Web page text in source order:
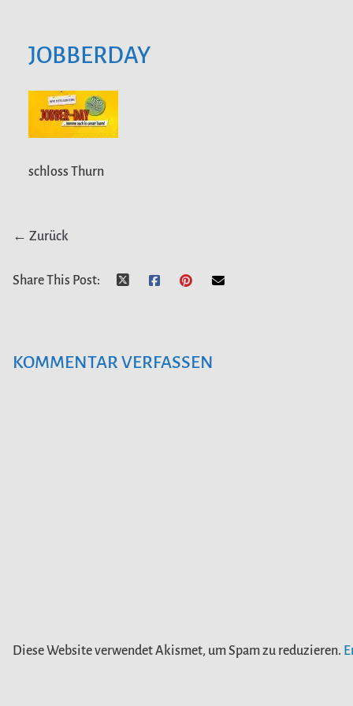
JOBBERDAY
schloss Thurn
← Zurück
Share This Post:
KOMMENTAR VERFASSEN
Diese Website verwendet Akismet, um Spam zu reduzieren.